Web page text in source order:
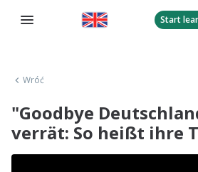
Start
Wróć
"Goodbye
verrät: So heißt ihre